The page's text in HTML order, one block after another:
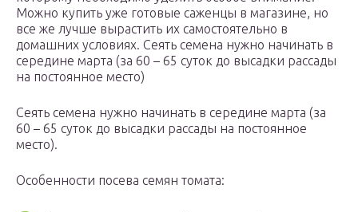
Можно купить уже готовые саженцы в магазине, но
все же лучше вырастить их самостоятельно в
домашних условиях. Сеять семена нужно начинать в
середине марта (за 60 – 65 суток до высадки рассады
на постоянное место)
Сеять семена нужно начинать в середине марта (за
60 – 65 суток до высадки рассады на постоянное
место).
Особенности посева семян томата: